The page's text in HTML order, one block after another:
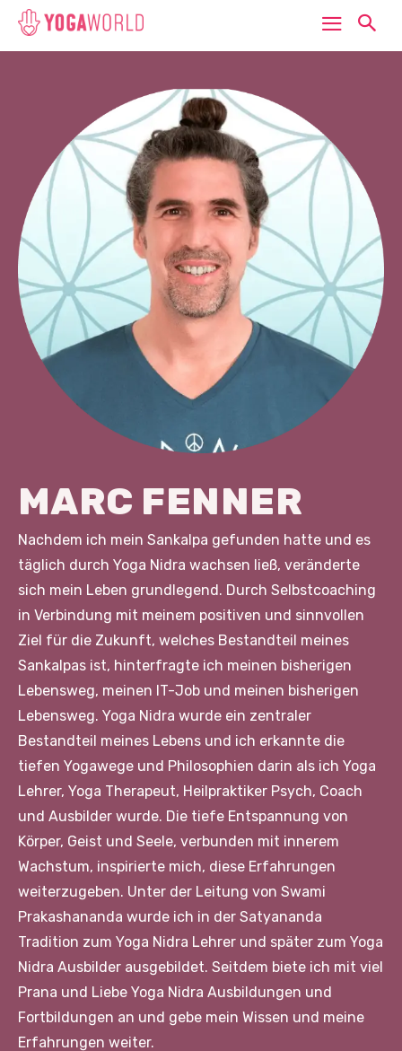
MARC FENNER
Nachdem ich mein Sankalpa gefunden hatte und es
täglich durch Yoga Nidra wachsen ließ, veränderte
sich mein Leben grundlegend. Durch Selbstcoaching
in Verbindung mit meinem positiven und sinnvollen
Ziel für die Zukunft, welches Bestandteil meines
Sankalpas ist, hinterfragte ich meinen bisherigen
Lebensweg, meinen IT-Job und meinen bisherigen
Lebensweg. Yoga Nidra wurde ein zentraler
Bestandteil meines Lebens und ich erkannte die
tiefen Yogawege und Philosophien darin als ich Yoga
Lehrer, Yoga Therapeut, Heilpraktiker Psych, Coach
und Ausbilder wurde. Die tiefe Entspannung von
Körper, Geist und Seele, verbunden mit innerem
Wachstum, inspirierte mich, diese Erfahrungen
weiterzugeben. Unter der Leitung von Swami
Prakashananda wurde ich in der Satyananda
Tradition zum Yoga Nidra Lehrer und später zum Yoga
Nidra Ausbilder ausgebildet. Seitdem biete ich mit viel
Prana und Liebe Yoga Nidra Ausbildungen und
Fortbildungen an und gebe mein Wissen und meine
Erfahrungen weiter.